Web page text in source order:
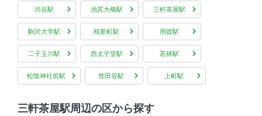
渋谷駅 池尻大橋駅 三軒茶屋駅
駒沢大学駅 桜新町駅 用賀駅
二子玉川駅 西太子堂駅 若林駅
松陰神社前駅 世田谷駅 上町駅
三軒茶屋駅周辺の区から探す